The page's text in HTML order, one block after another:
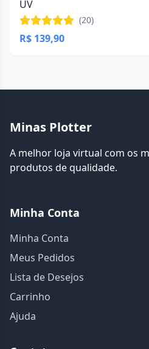
UV
(20)
R$ 139,90
Minas Plotter
A melhor loja virtual com os
produtos de qualidade.
Minha Conta
Minha Conta
Meus Pedidos
Lista de Desejos
Carrinho
Ajuda